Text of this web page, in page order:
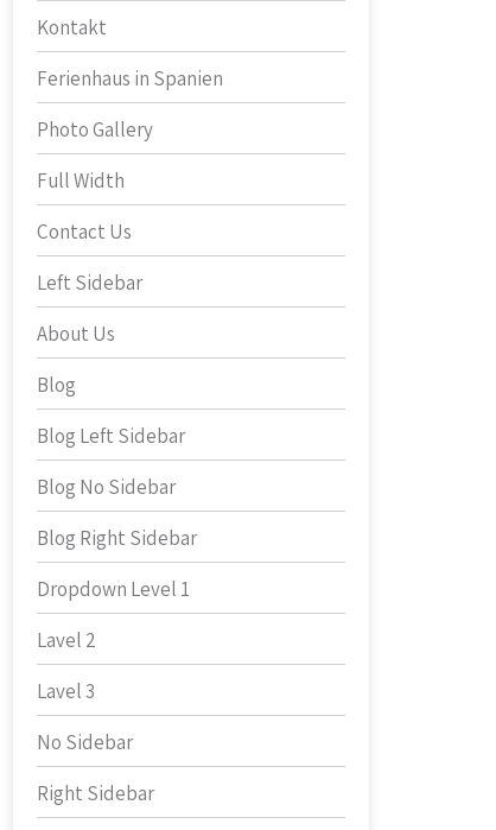
Kontakt
Ferienhaus in Spanien
Photo Gallery
Full Width
Contact Us
Left Sidebar
About Us
Blog
Blog Left Sidebar
Blog No Sidebar
Blog Right Sidebar
Dropdown Level 1
Lavel 2
Lavel 3
No Sidebar
Right Sidebar